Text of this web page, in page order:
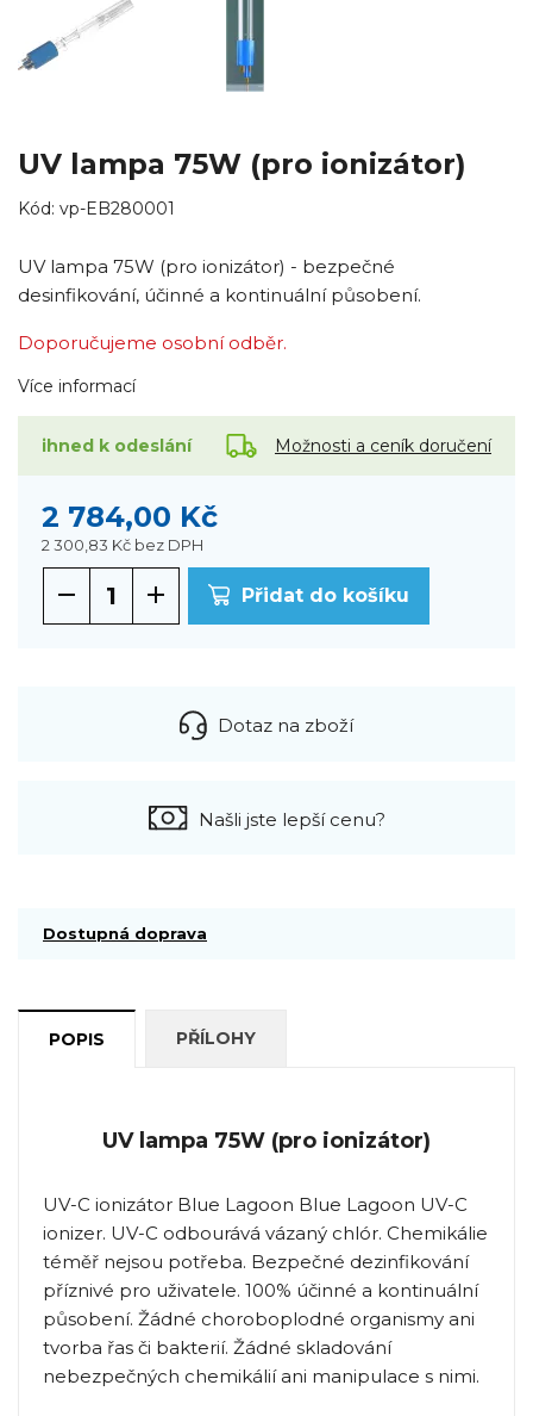
UV lampa 75W (pro ionizátor)
Kód: vp-EB280001
UV lampa 75W (pro ionizátor) - bezpečné
desinfikování, účinné a kontinuální působení.
Doporučujeme osobní odběr.
Více informací
ihned k odeslání Možnosti a ceník doručení
2 784,00 Kč
2 300,83 Kč bez DPH
Přidat do košíku
Dotaz na zboží
Našli jste lepší cenu?
Dostupná doprava
POPIS PŘÍLOHY
UV lampa 75W (pro ionizátor)
UV-C ionizátor Blue Lagoon Blue Lagoon UV-C
ionizer. UV-C odbourává vázaný chlór. Chemikálie
téměř nejsou potřeba. Bezpečné dezinfikování
příznivé pro uživatele. 100% účinné a kontinuální
působení. Žádné choroboplodné organismy ani
tvorba řas či bakterií. Žádné skladování
nebezpečných chemikálií ani manipulace s nimi.